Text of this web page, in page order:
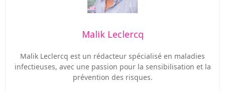
Malik Leclercq
Malik Leclercq est un rédacteur spécialisé en maladies
infectieuses, avec une passion pour la sensibilisation et la
prévention des risques.